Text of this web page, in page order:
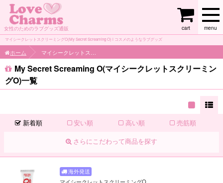
女性のためのラブグッズ通販 menu
cart
マイシークレットスクリーミングO(My Secret Screaming O) l コスメのようなラブグッズ
ホーム
My Secret Screaming O(マイシークレットスクリーミン
グO)一覧
新着順 安い順 高い順 売筋順
さらにこだわって商品を探す